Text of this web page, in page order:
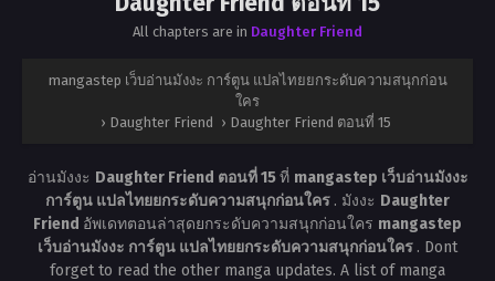
All chapters are in Daughter Friend
mangastep เว็บอ่านมังงะ การ์ตูน แปลไทยยกระดับความสนุกก่อน
ใคร
› Daughter Friend › Daughter Friend ตอนที่ 15
อ่านมังงะ Daughter Friend ตอนที่ 15ที่ mangastep เว็บอ่านมังงะ
การ์ตูน แปลไทยยกระดับความสนุกก่อนใคร . มังงะ Daughter
Friend อัพเดทตอนล่าสุดยกระดับความสนุกก่อนใคร mangastep
เว็บอ่านมังงะ การ์ตูน แปลไทยยกระดับความสนุกก่อนใคร . Dont
forget to read the other manga updates. A list of manga